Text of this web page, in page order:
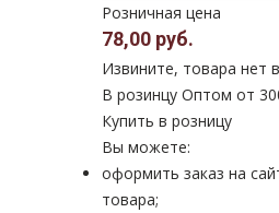
Розничная цена
78,00 руб.
Извините, товара нет
В розинцу Оптом от
Купить в розницу
Вы можете:
оформить заказ на
товара;